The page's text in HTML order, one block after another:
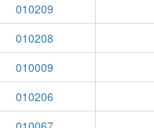
010209
010208
010009
010206